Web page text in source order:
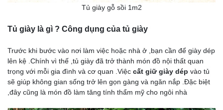
Tủ giày gỗ sồi 1m2
Tủ giày là gì ? Công dụng của tủ giày
Trước khi bước vào nơi làm việc hoặc nhà ở ,bạn cần để giày dép
lên kệ .Chính vì thế ,tủ giày đã trở thành món đồ nội thất quan
trọng với mỗi gia đình và cơ quan .Việc cất giữ giày dép vào tủ
sẽ giúp không gian sống trở lên gọn gàng và ngăn nắp .Đặc biệt
,đây cũng là món đồ làm tăng tính thẩm mỹ cho ngôi nhà